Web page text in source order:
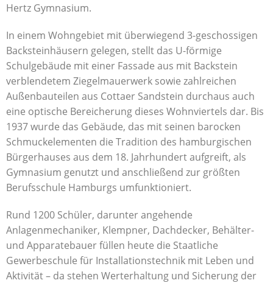
Hertz Gymnasium.
In einem Wohngebiet mit überwiegend 3-geschossigen
Backsteinhäusern gelegen, stellt das U-förmige
Schulgebäude mit einer Fassade aus mit Backstein
verblendetem Ziegelmauerwerk sowie zahlreichen
Außenbauteilen aus Cottaer Sandstein durchaus auch
eine optische Bereicherung dieses Wohnviertels dar. Bis
1937 wurde das Gebäude, das mit seinen barocken
Schmuckelementen die Tradition des hamburgischen
Bürgerhauses aus dem 18. Jahrhundert aufgreift, als
Gymnasium genutzt und anschließend zur größten
Berufsschule Hamburgs umfunktioniert.
Rund 1200 Schüler, darunter angehende
Anlagenmechaniker, Klempner, Dachdecker, Behälter-
und Apparatebauer füllen heute die Staatliche
Gewerbeschule für Installationstechnik mit Leben und
Aktivität – da stehen Werterhaltung und Sicherung der